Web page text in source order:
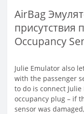
AirBag
присутствия
Occupancy
Julie Emulator also
with the passenger
to do is connect
occupancy plug – if
sensor was